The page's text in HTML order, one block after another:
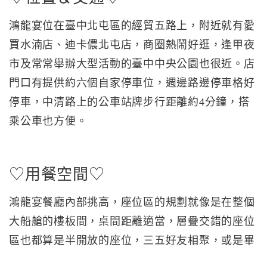
鴻龍宴位在臺中北屯區的經貿五路上，附近就有愛
買水湳店、迪卡儂北屯店，商圈熱鬧好逛，逢甲夜
市及常常舉辦大型活動的臺中中央公園也很近。店
門口有提供約六個自家停車位，週邊路邊停車格好
停車，中清路上的公車站牌步行距離約4分鐘，搭
乘公車也方便。
♡用餐空間♡
鴻龍宴餐廳內部挑高，座位區的規劃就像是在整個
大船艙的樓板間，桌間距離適當，層疊交錯的座位
區也都算是半開放的座位，三五好友相聚，或是畢